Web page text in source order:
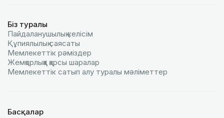
Біз туралы
Пайдаланушылық келiciм
Құпиялылық саясаты
Мемлекеттік рәміздер
Жемқорлыққа қарсы шаралар
Мемлекеттік сатып алу туралы мәлiметтер
Басқалар